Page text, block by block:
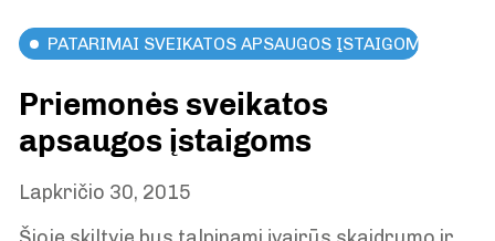
PATARIMAI SVEIKATOS APSAUGOS ĮSTAIGOMS
Priemonės sveikatos
apsaugos įstaigoms
Lapkričio 30, 2015